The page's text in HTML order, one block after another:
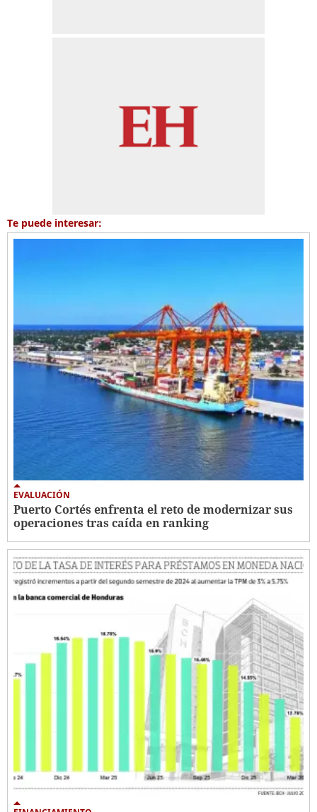
Te puede interesar:
EVALUACIÓN
Puerto Cortés enfrenta el reto de modernizar sus
operaciones tras caída en ranking